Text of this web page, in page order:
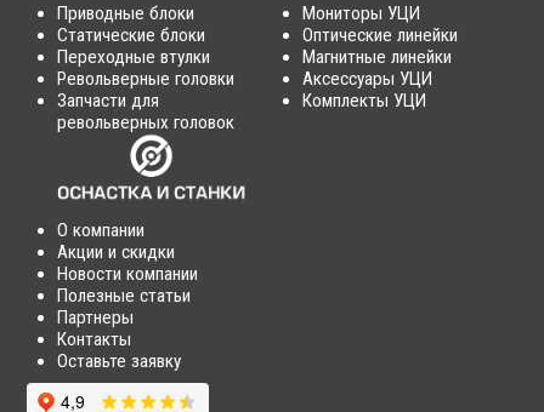
Приводные блоки
Статические блоки
Переходные втулки
Револьверные головки
Запчасти для
револьверных головок
Мониторы УЦИ
Оптические линейки
Магнитные линейки
Аксессуары УЦИ
Комплекты УЦИ
О компании
Акции и скидки
Новости компании
Полезные статьи
Партнеры
Контакты
Оставьте заявку